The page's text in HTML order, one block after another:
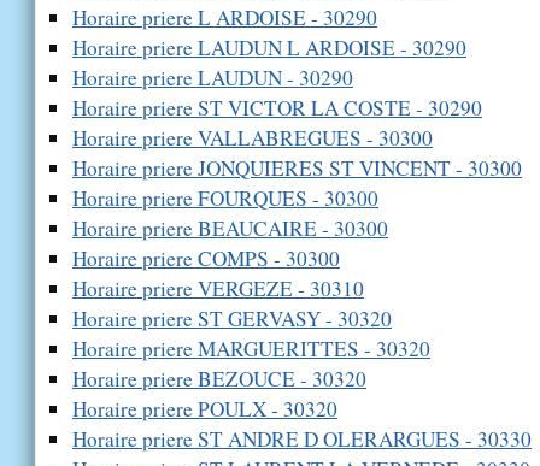
Horaire priere L ARDOISE - 30290
Horaire priere LAUDUN L ARDOISE - 30290
Horaire priere LAUDUN - 30290
Horaire priere ST VICTOR LA COSTE - 30290
Horaire priere VALLABREGUES - 30300
Horaire priere JONQUIERES ST VINCENT - 30300
Horaire priere FOURQUES - 30300
Horaire priere BEAUCAIRE - 30300
Horaire priere COMPS - 30300
Horaire priere VERGEZE - 30310
Horaire priere ST GERVASY - 30320
Horaire priere MARGUERITTES - 30320
Horaire priere BEZOUCE - 30320
Horaire priere POULX - 30320
Horaire priere ST ANDRE D OLERARGUES - 30330